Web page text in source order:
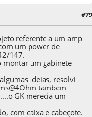
#79
referente a um amp
um power de
147.
montar um gabinete
ideias, resolvi
tambem
GK merecia um
com caixa e cabeçote.